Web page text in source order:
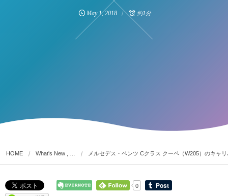
May 1,2018 約1分
HOME What's New , … メルセデス・ベンツ Cクラス クーペ（W205）のキャ
0